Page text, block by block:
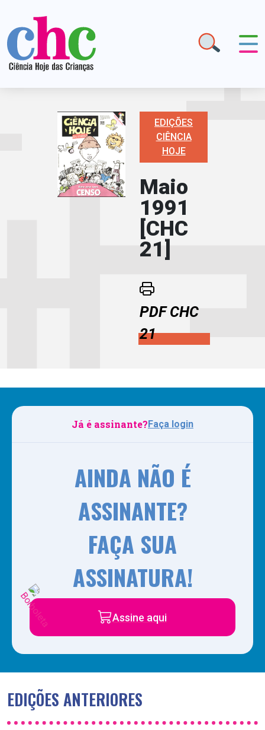
EDIÇÕES
CIÊNCIA
HOJE
Maio
1991
[CHC
21]
PDF CHC
21
Já é assinante?Faça login
AINDA NÃO É
ASSINANTE?
FAÇA SUA
ASSINATURA!
Assine aqui
EDIÇÕES ANTERIORES